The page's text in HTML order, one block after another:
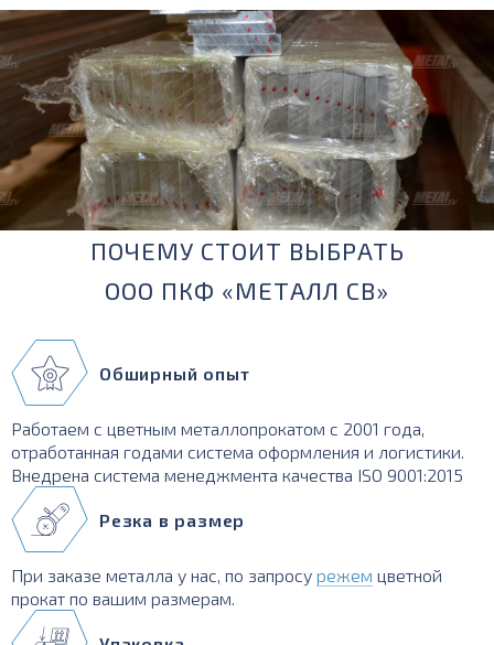
ПОЧЕМУ СТОИТ ВЫБРАТЬ
ООО ПКФ «МЕТАЛЛ СВ»
Обширный опыт
Работаем с цветным металлопрокатом с 2001 года,
отработанная годами система оформления и логистики.
Внедрена система менеджмента качества ISO 9001:2015
Резка в размер
При заказе металла у нас, по запросу режем цветной
прокат по вашим размерам.